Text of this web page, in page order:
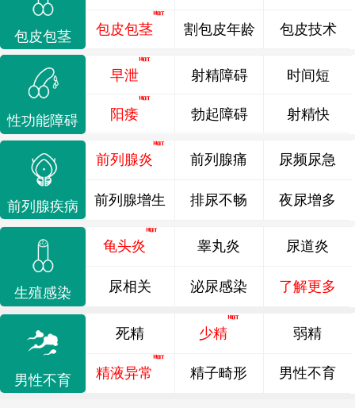
包皮包茎 包皮包茎 割包皮年龄 包皮技术
性功能障碍
早泄
阳痿
射精障碍
勃起障碍
时间短
射精快
前列腺疾病
前列腺炎 前列腺痛 尿频尿急
前列腺增生 排尿不畅 夜尿增多
生殖感染
龟头炎 睾丸炎 尿道炎
尿相关 泌尿感染 了解更多
男性不育
死精 少精 弱精
精液异常 精子畸形 男性不育